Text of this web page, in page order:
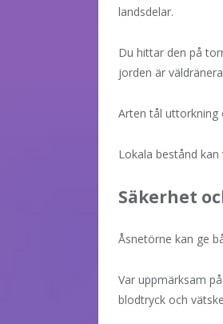
landsdelar.
Du hittar den på
jorden är
Arten tål uttorkning
Lokala bestånd
Säkerhet
Åsnetörne kan ge
Var uppmärksam
blodtryck och